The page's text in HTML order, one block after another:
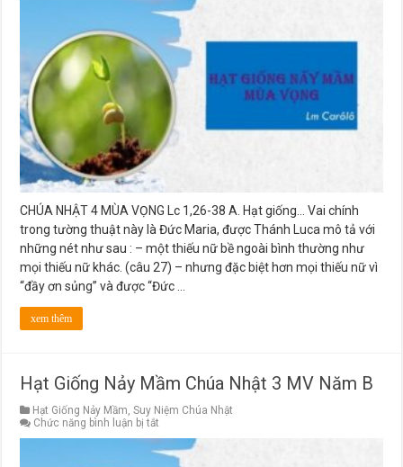
Giống
Nảy
Mầm
Chúa
Nhật
4
MV
Năm
CHÚA NHẬT 4 MÙA VỌNG Lc 1,26-38 A. Hạt giống… Vai chính
trong tường thuật này là Đức Maria, được Thánh Luca mô tả với
những nét như sau : – một thiếu nữ bề ngoài bình thường như
mọi thiếu nữ khác. (câu 27) – nhưng đặc biệt hơn mọi thiếu nữ vì
“đầy ơn sủng” và được “Đức …
xem thêm
Hạt Giống Nảy Mầm Chúa Nhật 3 MV Năm B
Hạt Giống Nảy Mầm ,Suy Niệm Chúa Nhật
Chức năng bình luận bị tắt
Giống
Nảy